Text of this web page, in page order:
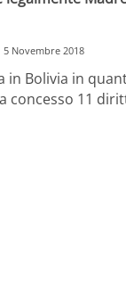
5 Novembre 2018
in Bolivia in
concesso 11